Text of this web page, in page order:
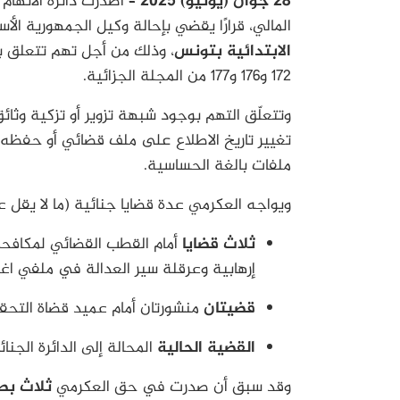
المالي، قرارًا يقضي بإحالة وكيل الجمهورية
الابتدائية بتونس، وذلك من أجل تهم تتعلق
172 و176 و177 من المجلة الجزائية.
وتتعلّق التهم بوجود شبهة تزوير أو تزكية
تغيير تاريخ الاطلاع على ملف قضائي أو
ملفات بالغة الحساسية.
ويواجه العكرمي عدة قضايا جنائية (ما لا
ثلاث قضايا أمام القطب القضائي
إرهابية وعرقلة سير العدالة في ملفي
قضيتان منشورتان أمام عميد قضاة
القضية الحالية المحالة إلى الدائرة
وقد سبق أن صدرت في حق العكرميثلاث